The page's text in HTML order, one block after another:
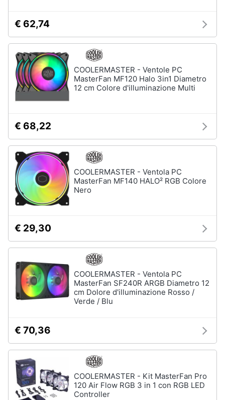
infanzia
Fotografia
Casalinghi
Sport
Animali
Motori
cd
dvd
Festività
e
ricorrenze
Servizi
Assistenza
clienti
€ 62,74
COOLERMASTER - Ventole PC
MasterFan MF120 Halo 3in1 Diametro
12 cm Colore d'illuminazione Multi
€ 68,22
COOLERMASTER - Ventola PC
MasterFan MF140 HALO² RGB Colore
Nero
€ 29,30
COOLERMASTER - Ventola PC
MasterFan SF240R ARGB Diametro 12
cm Dolore d'illuminazione Rosso /
Verde / Blu
€ 70,36
COOLERMASTER - Kit MasterFan Pro
120 Air Flow RGB 3 in 1 con RGB LED
Controller